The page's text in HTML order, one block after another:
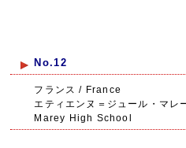
No.12
フランス / France
エティエンヌ＝ジュール・マ
Marey High School